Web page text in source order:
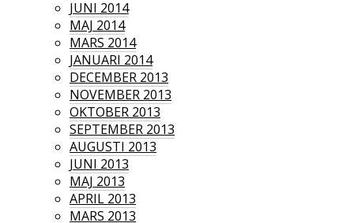
JUNI 2014
MAJ 2014
MARS 2014
JANUARI 2014
DECEMBER 2013
NOVEMBER 2013
OKTOBER 2013
SEPTEMBER 2013
AUGUSTI 2013
JUNI 2013
MAJ 2013
APRIL 2013
MARS 2013